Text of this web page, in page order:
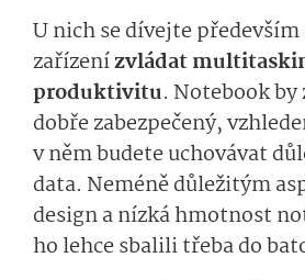
U nich se dívejte
zařízenízvládat
produktivitu. Notebook
dobře zabezpečený,
v něm budete uchovávat
data. Neméně důležitým
design a nízká hmotnost
ho lehce sbalili třeba do